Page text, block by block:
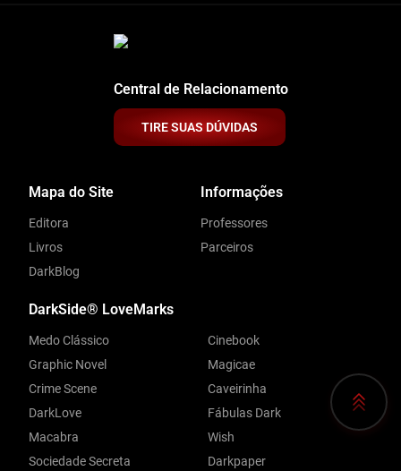
Central de Relacionamento
TIRE SUAS DÚVIDAS
Mapa do Site
Editora
Livros
DarkBlog
Informações
Professores
Parceiros
DarkSide® LoveMarks
Medo Clássico
Graphic Novel
Crime Scene
DarkLove
Macabra
Sociedade Secreta
Cinebook
Magicae
Caveirinha
Fábulas Dark
Wish
Darkpaper